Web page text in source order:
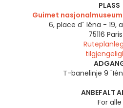
PLASS
Guimet
6, place d´ Iéna - 19,
75116
T-banelinje 9
ANBEFALT
For alle